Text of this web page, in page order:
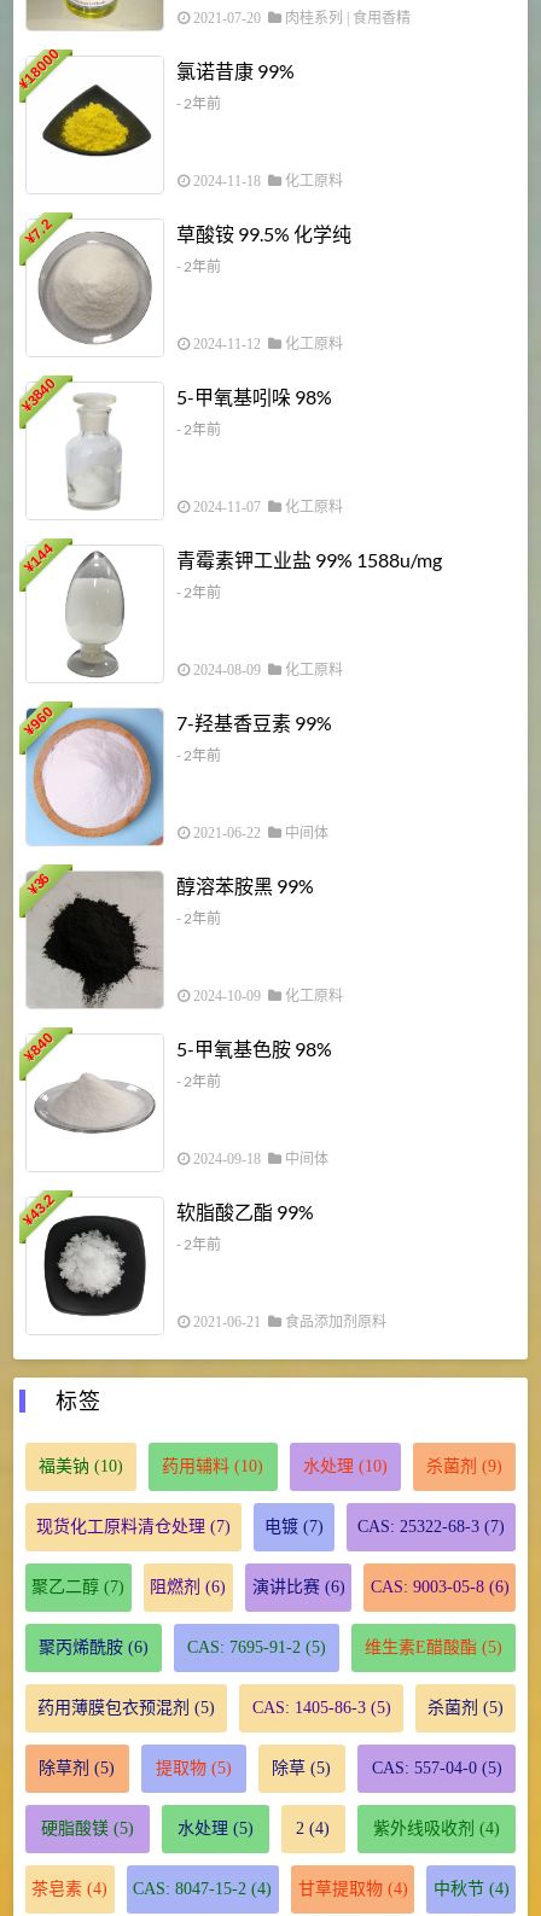
2021-07-20 肉桂系列 食用香精
¥
18000 氯诺昔康 99%
- 2年前
2024-11-18 化工原料
¥
7.2 草酸铵 99.5% 化学纯
- 2年前
2024-11-12 化工原料
¥
3840 5-甲氧基吲哚 98%
- 2年前
2024-11-07 化工原料
¥
144 青霉素钾工业盐 99% 1588u/mg
- 2年前
2024-08-09 化工原料
¥
960 7-羟基香豆素 99%
- 2年前
2021-06-22 中间体
¥
36 醇溶苯胺黑 99%
- 2年前
2024-10-09 化工原料
¥
840 5-甲氧基色胺 98%
- 2年前
2024-09-18 中间体
¥
43.2 软脂酸乙酯 99%
- 2年前
2021-06-21 食品添加剂原料
标签
福美钠 (10) 药用辅料 (10) 水处理 (10) 杀菌剂 (9)
现货化工原料清仓处理 (7) 电镀 (7) CAS: 25322-68-3 (7)
聚乙二醇 (7) 阻燃剂 (6) 演讲比赛(6) CAS: 9003-05-8(6)
聚丙烯酰胺(6) CAS: 7695-91-2 (5) 维生素E醋酸酯 (5)
药用薄膜包衣预混剂 (5) CAS: 1405-86-3(5) 杀菌剂 (5)
除草剂 (5) 提取物(5) 除草 (5) CAS: 557-04-0(5)
硬脂酸镁(5) 水处理 (5) 2 (4) 紫外线吸收剂 (4)
茶皂素 (4) CAS: 8047-15-2 (4) 甘草提取物(4) 中秋节(4)